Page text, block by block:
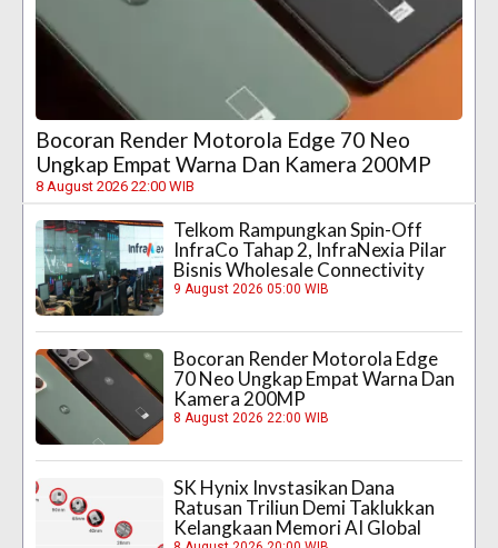
Bocoran Render Motorola Edge 70 Neo
Ungkap Empat Warna Dan Kamera 200MP
8 August 2026 22:00 WIB
Telkom Rampungkan Spin-Off
InfraCo Tahap 2, InfraNexia Pilar
Bisnis Wholesale Connectivity
9 August 2026 05:00 WIB
Bocoran Render Motorola Edge
70 Neo Ungkap Empat Warna Dan
Kamera 200MP
8 August 2026 22:00 WIB
SK Hynix Invstasikan Dana
Ratusan Triliun Demi Taklukkan
Kelangkaan Memori AI Global